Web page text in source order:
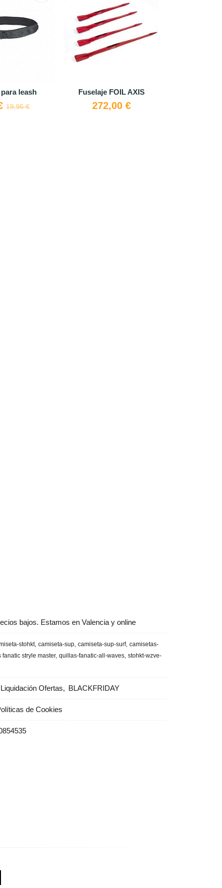
leash
19,95 €
Fuselaje FOIL AXIS
272,00 €
bajos. Estamos en Valencia y online
stohkt camiseta-sup camiseta-sup-surf camisetas-
fanatic stryle master quillas-fanatic-all-waves stohkt-wzve-
Liquidación Ofertas BLACKFRIDAY
de Cookies